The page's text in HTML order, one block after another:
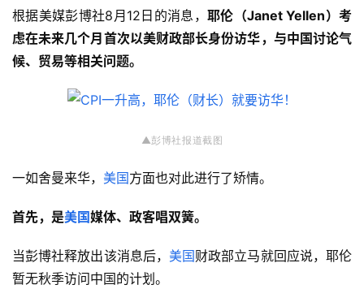
根据美媒彭博社8月12日的消息， 耶伦（Janet Yellen）考
虑在未来几个月首次以美财政部长身份访华，与中国讨论气
候、贸易等相关问题。
▲彭博社报道截图
一如舍曼来华， 美国方面也对此进行了矫情。
首先，是美国媒体、政客唱双簧。
当彭博社释放出该消息后， 美国财政部立马就回应说，耶伦
暂无秋季访问中国的计划。